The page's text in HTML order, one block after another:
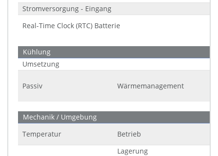
Stromversorgung - Eingang
Real-Time Clock (RTC) Batterie
Kühlung
Umsetzung
Passiv Wärmemanagement
Mechanik / Umgebung
Temperatur
Betrieb
Lagerung